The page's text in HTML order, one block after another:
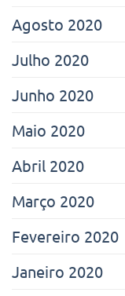
Agosto 2020
Julho 2020
Junho 2020
Maio 2020
Abril 2020
Março 2020
Fevereiro 2020
Janeiro 2020